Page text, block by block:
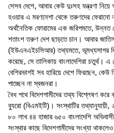
সেসব দেশে, আবার কেউ দুঃসহ যন্ত্রণা নিয়ে
হওয়ার এ মরণনেশা থেকে তরুণদের ফেরানো
অর্থনৈতিক ফোরামের এক জরিপমতে, উন্নত
শতাংশ তরুণ দেশ ছাড়তে চান। আবার
(ইউএনএইচসিআর) তথ্যমতে, ভূমধ্যসাগর
করেছে, সে তালিকায় বাংলাদেশিরা চতুর্থ।
বেশিরভাগই সব হারিয়ে দেশে ফিরছেন,
পাচ্ছেন না স্বজনরা।
বৈধ পথে বিদেশগামীদের তথ্য বিশ্লেষণ
ব্যুরো (বিএমইটি)। সংস্থাটির
৮০ লাখ ৪৪ হাজার ৬৫০ বাংলাদেশি
সংস্থার কাছে বিদেশগামীদের সংখ্যা